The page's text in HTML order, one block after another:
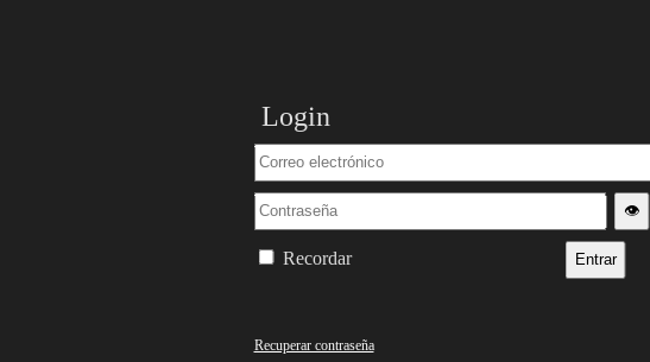
Login
👁️
Recordar Entrar
Recuperar contraseña